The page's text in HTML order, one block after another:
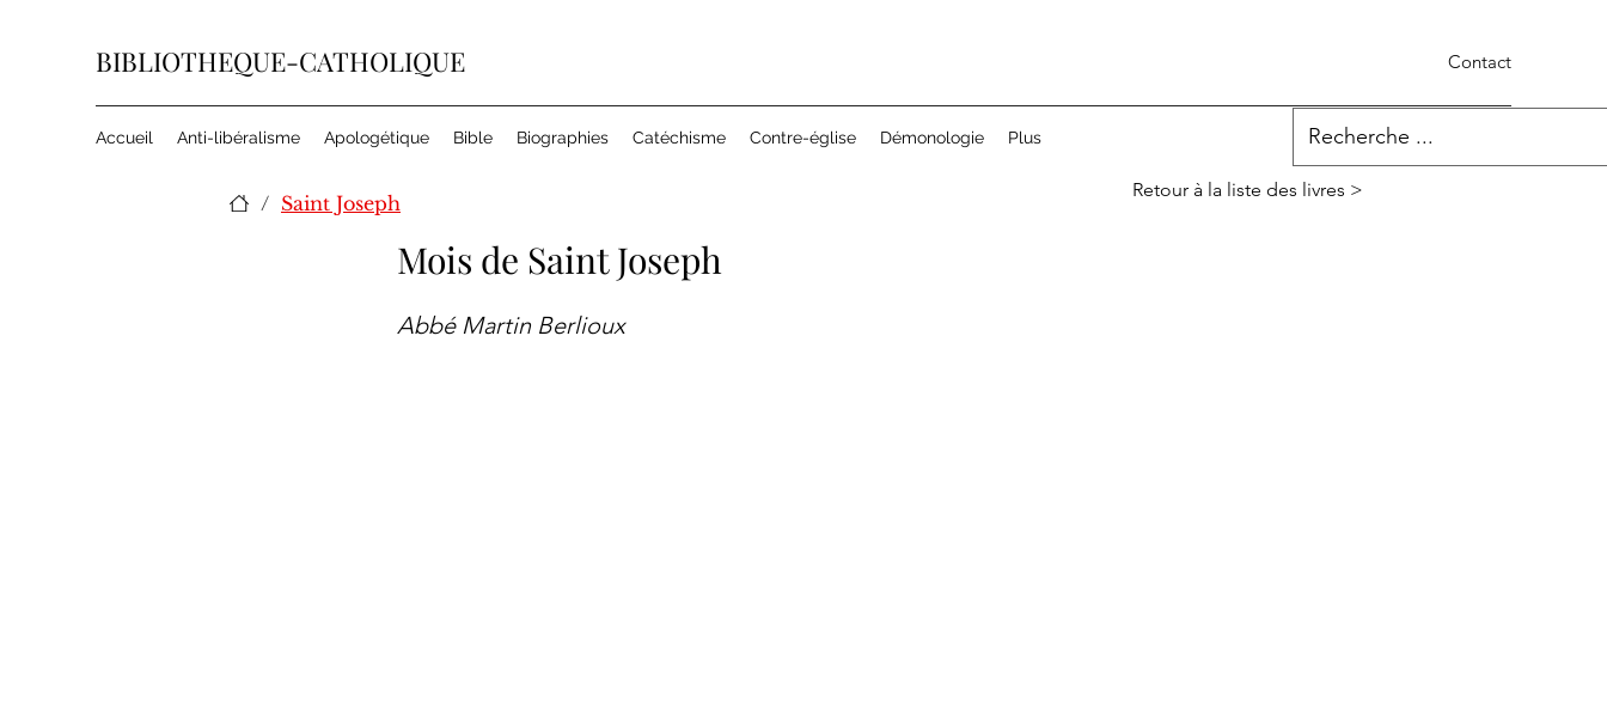
BIBLIOTHEQUE-CATHOLIQUE Contact
Accueil Anti-libéralisme Apologétique Bible Biographies Catéchisme Contre-église Démonologie Plus
/ Saint Joseph
Retour à la liste des livres >
Mois de Saint Joseph
Abbé Martin Berlioux